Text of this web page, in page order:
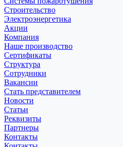
Строительство
Электроэнергетика
Акции
Компания
Наше производство
Сертификаты
Структура
Сотрудники
Вакансии
Стать представителем
Новости
Статьи
Реквизиты
Партнеры
Контакты